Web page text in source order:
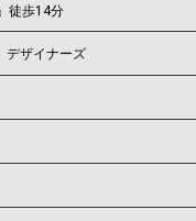
」徒歩14分
デザイナーズ